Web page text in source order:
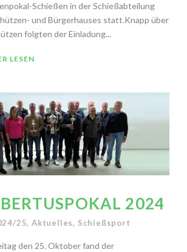
Schießen in der Schießabteilung
und Bürgerhauses statt.Knapp über
folgten der Einladung...
LESEN
2024
25, Aktuelles, Schießsport
den 25. Oktober fand der